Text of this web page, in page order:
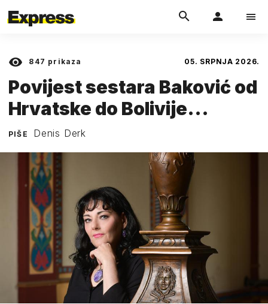
847 prikaza 05. SRPNJA 2026.
Povijest sestara Baković od
Hrvatske do Bolivije...
PIŠE Denis Derk